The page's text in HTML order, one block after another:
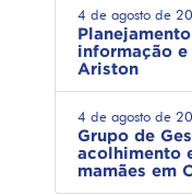
4 de agosto de
informação e
Ariston
4 de agosto de
Grupo de
acolhimento
mamães em